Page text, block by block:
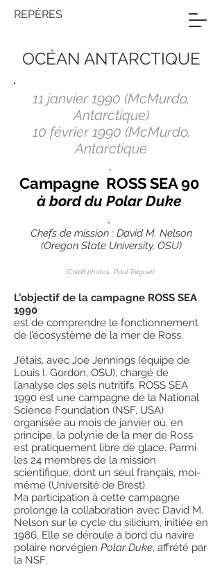
REPÈRES
OCÉAN ANTARCTIQUE
11 janvier 1990 (McMurdo,
Antarctique)
10 février 1990 (McMurdo,
Antarctique
.
Campagne ROSS SEA 90
à bord du Polar Duke
.
Chefs de mission : David M. Nelson
(Oregon State University, OSU)
(Crédit photos : Paul Tréguer).
L’objectif de la campagne ROSS SEA
1990
est de comprendre le fonctionnement
de l’écosystème de la mer de Ross.
J’étais, avec Joe Jennings (équipe de
Louis I. Gordon, OSU), chargé de
l’analyse des sels nutritifs. ROSS SEA
1990 est une campagne de la National
Science Foundation (NSF, USA)
organisée au mois de janvier où, en
principe, la polynie de la mer de Ross
est pratiquement libre de glace. Parmi
les 24 membres de la mission
scientifique, dont un seul français, moi-
même (Université de Brest).
Ma participation à cette campagne
prolonge la collaboration avec David M.
Nelson sur le cycle du silicium, initiée en
1986. Elle se déroule à bord du navire
polaire norvégien Polar Duke, affrété par
la NSF.